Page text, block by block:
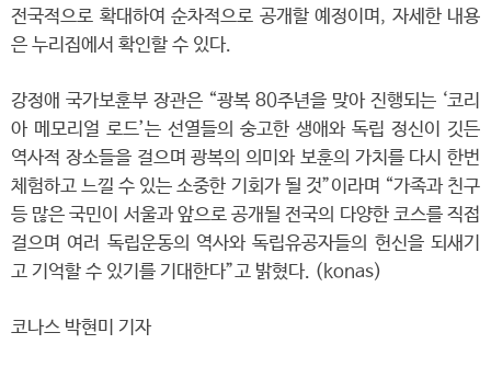
전국적으로 확대하여 순차적으로 공개할 예정이며, 자세한 내용
은 누리집에서 확인할 수 있다.
강정애 국가보훈부 장관은 “광복 80주년을 맞아 진행되는 ‘코리
아 메모리얼 로드’는 선열들의 숭고한 생애와 독립 정신이 깃든
역사적 장소들을 걸으며 광복의 의미와 보훈의 가치를 다시 한번
체험하고 느낄 수 있는 소중한 기회가 될 것”이라며 “가족과 친구
등 많은 국민이 서울과 앞으로 공개될 전국의 다양한 코스를 직접
걸으며 여러 독립운동의 역사와 독립유공자들의 헌신을 되새기
고 기억할 수 있기를 기대한다”고 밝혔다. (konas)
코나스 박현미 기자